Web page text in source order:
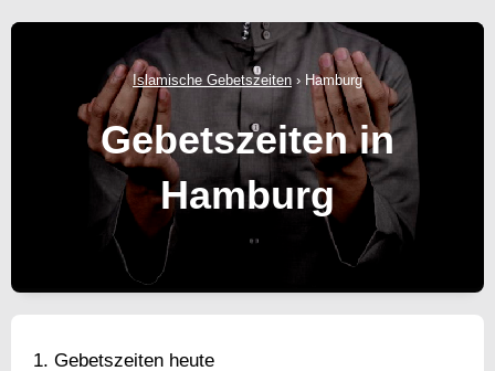
Islamische Gebetszeiten › Hamburg
Gebetszeiten in
Hamburg
Gebetszeiten heute